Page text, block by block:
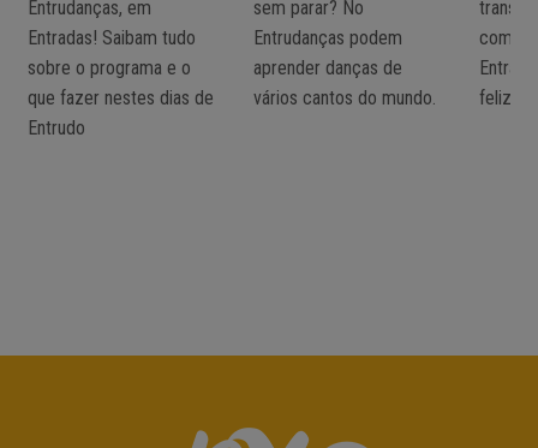
Entrudanças, em
Entradas! Saibam tudo
sobre o programa e o
que fazer nestes dias de
Entrudo
sem parar? No
Entrudanças podem
aprender danças de
vários cantos do mundo.
como
felizes